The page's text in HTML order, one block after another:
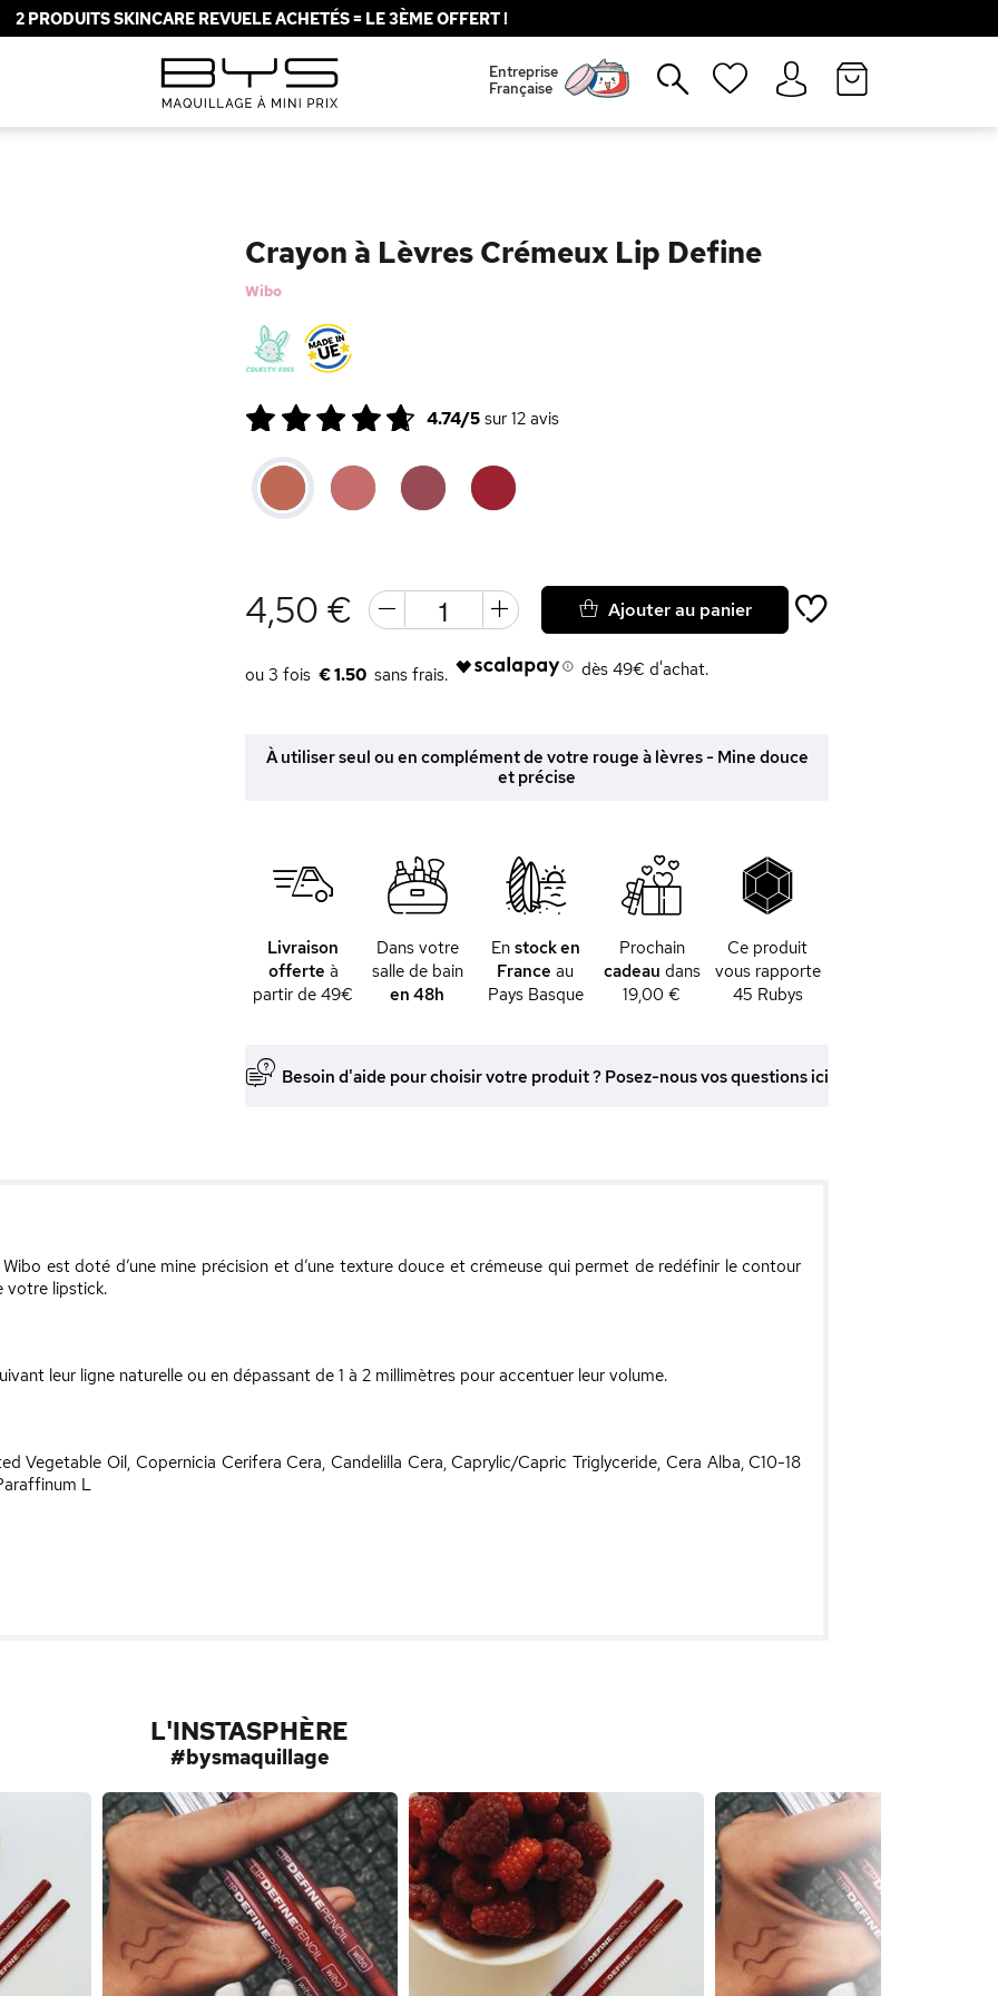
2 PRODUITS SKINCARE REVUELE ACHETÉS = LE 3ÈME OFFERT !
Entreprise
Française
Crayon à Lèvres Crémeux Lip Define
Wibo
4.74/5sur 12avis
4,50 €
€ 1.50 dès 49€ d'achat.
Ajouter au panier
À utiliser seul ou en complément de votre rouge à lèvres - Mine douce
et précise
Livraison
offerte à
partir de 49€
Dans votre
salle de bain
en 48h
En stock en
France au
Pays Basque
Prochain
cadeau dans
19,00 €
Ce produit
vous rapporte
45 Rubys
Besoin d'aide pour choisir votre produit ? Posez-nous vos questions ici
est doté d’une mine précision et d’une texture douce et crémeuse qui permet de redéfinir le contour
votre lipstick.
leur ligne naturelle ou en dépassant de 1 à 2 millimètres pour accentuer leur volume.
Vegetable Oil, Copernicia Cerifera Cera, Candelilla Cera, Caprylic/Capric Triglyceride, Cera Alba, C10-18
L
L'INSTASPHÈRE
#bysmaquillage